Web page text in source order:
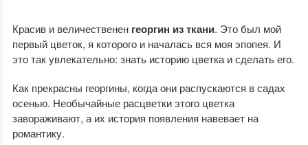
Красив и величественен георгин из ткани. Это был мой
первый цветок, я которого и началась вся моя эпопея. И
это так увлекательно: знать историю цветка и сделать его.
Как прекрасны георгины, когда они распускаются в садах
осенью. Необычайные расцветки этого цветка
завораживают, а их история появления навевает на
романтику.